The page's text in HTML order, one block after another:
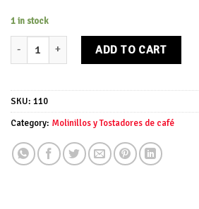
1 in stock
Molinillo de café de madera quantity
ADD TO CART
SKU: 110
Category: Molinillos y Tostadores de café